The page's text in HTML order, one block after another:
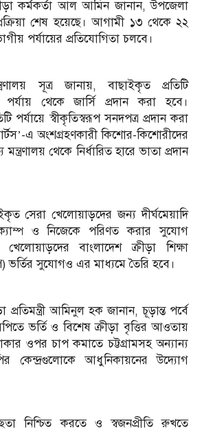
কর্মকর্তা আল আমিন জানান, উপজেলা
শেষ হয়েছে। আগামী ১৩ থেকে ২২
পর্যায়ের প্রতিযোগিতা চলবে।
সূত্র জানায়, বাছাইকৃত প্রতিটি
থেকে জার্সি প্রদান করা হবে।
পর্যায়ে স্বীকৃতিস্বরূপ সনদপত্র প্রদান করা
এ অংশগ্রহণকারী কিশোর-কিশোরীদের
থেকে নির্ধারিত হারে ভাতা প্রদান
সেরা খেলোয়াড়দের জন্য দীর্ঘমেয়াদি
ও নিজেকে পরিণত করার সুযোগ
খেলোয়াড়দের বাংলাদেশ ক্রীড়া শিক্ষা
ভর্তির সুযোগও এর মাধ্যমে তৈরি হবে।
আমিনুল হক জানান, চূড়ান্ত পর্বে
ভর্তি ও বিশেষ ক্রীড়া বৃত্তির আওতায়
ওপর চাপ কমাতে চট্টগ্রামসহ অন্যান্য
কেন্দ্রগুলোকে আধুনিকায়নের উদ্যোগ
নিশ্চিত করতে ও স্বজনপ্রীতি রুখতে